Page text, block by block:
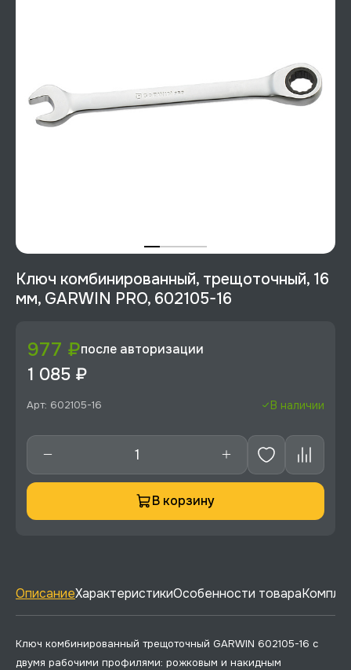
Ключ комбинированный, трещоточный, 16
мм, GARWIN PRO, 602105-16
977 ₽после авторизации
1 085 ₽
Арт: 602105-16 В наличии
В корзину
ОписаниеХарактеристикиОсобенности товара
Ключ комбинированный трещоточный GARWIN 602105-16 с
двумя рабочими профилями: рожковым и накидным